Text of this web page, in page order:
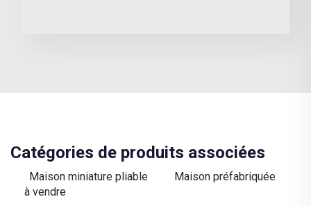
Catégories de produits associées
Maison miniature pliable
à vendre
Maison préfabriquée